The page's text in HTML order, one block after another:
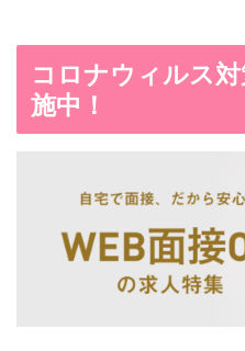
コロナウィルス
施中！